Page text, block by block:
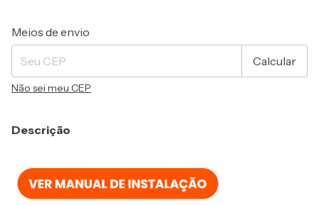
Entregas para o CEP:
Meios de envio
Calcular
Não sei meu CEP
Descrição